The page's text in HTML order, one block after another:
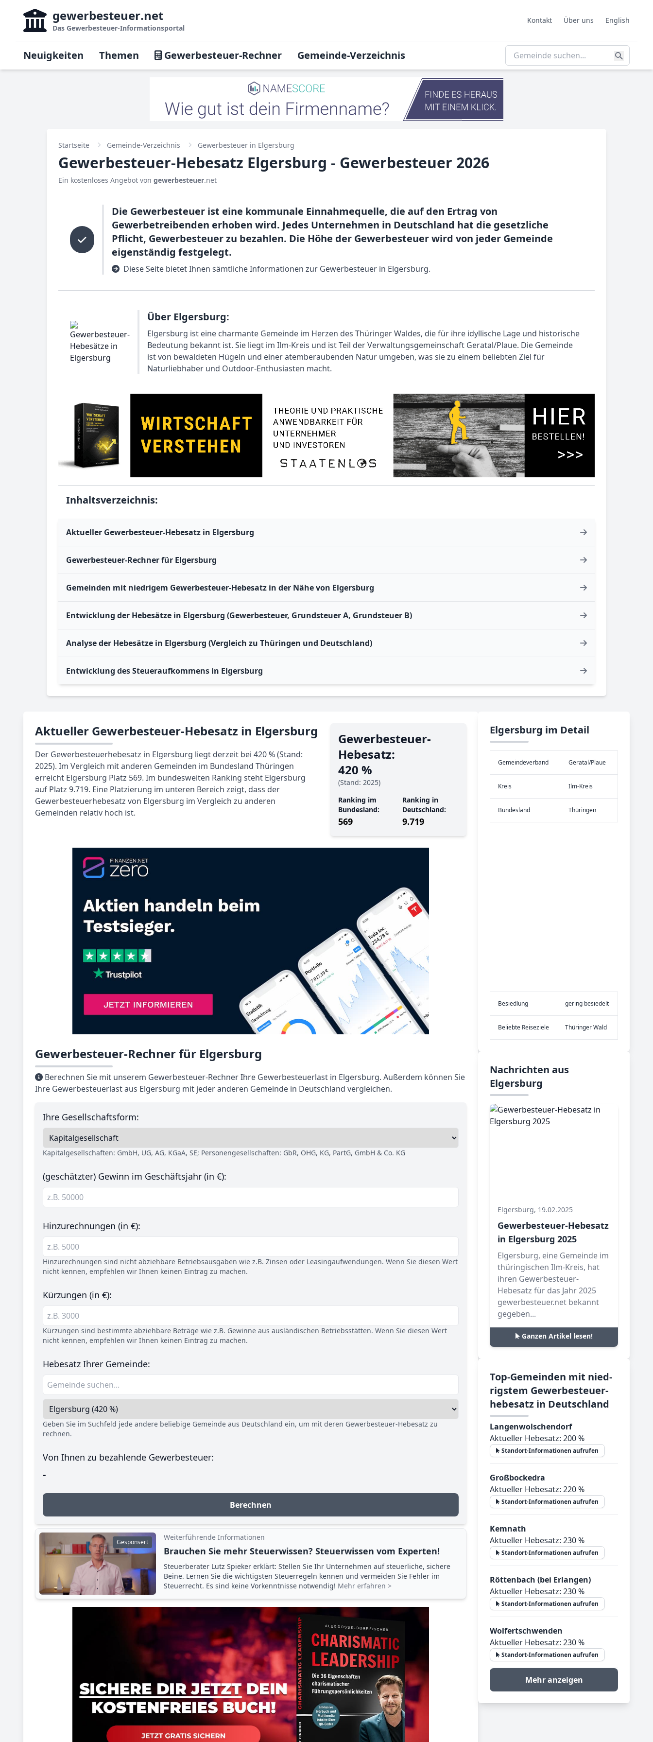
gewerbesteuer.net
Das Gewerbesteuer-Informationsportal
Kontakt Über uns English
Neuigkeiten Themen Gewerbesteuer-Rechner Gemeinde-Verzeichnis
Startseite Gemeinde-Verzeichnis Gewerbesteuer in Elgersburg
Gewerbesteuer-Hebesatz Elgersburg - Gewerbesteuer 2026
Ein kostenloses Angebot von gewerbesteuer.net
Die Gewerbesteuer ist eine kommunale Einnahmequelle, die auf den Ertrag von
Gewerbetreibenden erhoben wird. Jedes Unternehmen in Deutschland hat die gesetzliche
Pflicht, Gewerbesteuer zu bezahlen. Die Höhe der Gewerbesteuer wird von jeder Gemeinde
eigenständig festgelegt.
Diese Seite bietet Ihnen sämtliche Informationen zur Gewerbesteuer in Elgersburg.
Über Elgersburg:
Elgersburg ist eine charmante Gemeinde im Herzen des Thüringer Waldes, die für ihre idyllische Lage und historische
Bedeutung bekannt ist. Sie liegt im Ilm-Kreis und ist Teil der Verwaltungsgemeinschaft Geratal/Plaue. Die Gemeinde
ist von bewaldeten Hügeln und einer atemberaubenden Natur umgeben, was sie zu einem beliebten Ziel für
Naturliebhaber und Outdoor-Enthusiasten macht.
Inhaltsverzeichnis:
Aktueller Gewerbesteuer-Hebesatz in Elgersburg
Gewerbesteuer-Rechner für Elgersburg
Gemeinden mit niedrigem Gewerbesteuer-Hebesatz in der Nähe von Elgersburg
Entwicklung der Hebesätze in Elgersburg (Gewerbesteuer, Grundsteuer A, Grundsteuer B)
Analyse der Hebesätze in Elgersburg (Vergleich zu Thüringen und Deutschland)
Entwicklung des Steueraufkommens in Elgersburg
Aktueller Gewerbesteuer-Hebesatz in Elgersburg
Der Gewerbesteuerhebesatz in Elgersburg liegt derzeit bei 420 % (Stand:
2025). Im Vergleich mit anderen Gemeinden im Bundesland Thüringen
erreicht Elgersburg Platz 569. Im bundesweiten Ranking steht Elgersburg
auf Platz 9.719. Eine Platzierung im unteren Bereich zeigt, dass der
Gewerbesteuerhebesatz von Elgersburg im Vergleich zu anderen
Gemeinden relativ hoch ist.
Gewerbe­steuer-
Hebe­satz:
420 %
(Stand: 2025)
Ranking im
Bundesland:
569
Ranking in
Deutschland:
9.719
Gewerbesteuer-Rechner für Elgersburg
Berechnen Sie mit unserem Gewerbesteuer-Rechner Ihre Gewerbesteuerlast in Elgersburg. Außerdem können Sie
Ihre Gewerbesteuerlast aus Elgersburg mit jeder anderen Gemeinde in Deutschland vergleichen.
Ihre Gesellschaftsform:
Kapitalgesellschaften: GmbH, UG, AG, KGaA, SE; Personengesellschaften: GbR, OHG, KG, PartG, GmbH & Co. KG
(geschätzter) Gewinn im Geschäftsjahr (in €):
Hinzurechnungen (in €):
Hinzurechnungen sind nicht abziehbare Betriebsausgaben wie z.B. Zinsen oder Leasingaufwendungen. Wenn Sie diesen Wert
nicht kennen, empfehlen wir Ihnen keinen Eintrag zu machen.
Kürzungen (in €):
Kürzungen sind bestimmte abziehbare Beträge wie z.B. Gewinne aus ausländischen Betriebsstätten. Wenn Sie diesen Wert
nicht kennen, empfehlen wir Ihnen keinen Eintrag zu machen.
Hebesatz Ihrer Gemeinde:
Geben Sie im Suchfeld jede andere beliebige Gemeinde aus Deutschland ein, um mit deren Gewerbesteuer-Hebesatz zu
rechnen.
Von Ihnen zu bezahlende Gewerbesteuer:
-
Berechnen
Gesponsert
Weiterführende Informationen
Brauchen Sie mehr Steuerwissen? Steuerwissen vom Experten!
Steuerberater Lutz Spieker erklärt: Stellen Sie Ihr Unternehmen auf steuerliche, sichere
Beine. Lernen Sie die wichtigsten Steuerregeln kennen und vermeiden Sie Fehler im
Steuerrecht. Es sind keine Vorkenntnisse notwendig! Mehr erfahren >
Elgersburg im Detail
Gemeinde­verband Geratal/Plaue
Kreis Ilm-Kreis
Bundes­land Thüringen
Be­sied­lung gering besiedelt
Be­lieb­te Rei­se­zie­le Thüringer Wald
Nachrichten aus
Elgersburg
Elgersburg, 19.02.2025
Gewerbesteuer-Hebesatz
in Elgersburg 2025
Elgersburg, eine Gemeinde im
thüringischen Ilm-Kreis, hat
ihren Gewerbesteuer-
Hebesatz für das Jahr 2025
gewerbesteuer.net bekannt
gegeben...
Ganzen Artikel lesen!
Top-­Ge­mein­den mit nied­
rig­stem Ge­wer­be­steu­er­
he­be­satz in Deutsch­land
Langenwolschendorf
Aktueller Hebesatz: 200 %
Standort-Informationen aufrufen
Großbockedra
Aktueller Hebesatz: 220 %
Standort-Informationen aufrufen
Kemnath
Aktueller Hebesatz: 230 %
Standort-Informationen aufrufen
Röttenbach (bei Erlangen)
Aktueller Hebesatz: 230 %
Standort-Informationen aufrufen
Wolfertschwenden
Aktueller Hebesatz: 230 %
Standort-Informationen aufrufen
Mehr anzeigen